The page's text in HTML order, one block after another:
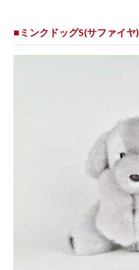
■ミンクドッグS(サファイヤ)